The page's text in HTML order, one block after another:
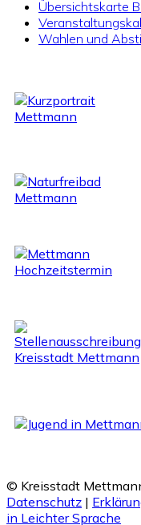
Übersichtskarte
Wahlen und
© Kreisstadt
Datenschutz |
in Leichter Sprache